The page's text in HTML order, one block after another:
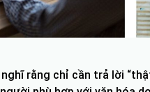
rằng chỉ cần trả lời